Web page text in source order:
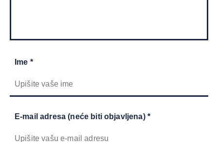
Ime *
E-mail adresa (neće biti objavljena) *